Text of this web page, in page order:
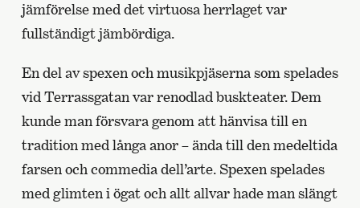
jämförelse med det virtuosa herrlaget var
fullständigt jämbördiga.
En del av spexen och musikpjäserna som spelades
vid Terrassgatan var renodlad buskteater. Dem
kunde man försvara genom att hänvisa till en
tradition med långa anor – ända till den medeltida
farsen och commedia dell’arte. Spexen spelades
med glimten i ögat och allt allvar hade man slängt